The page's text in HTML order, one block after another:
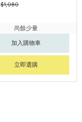
$1,080
尚餘少量
加入購物車
立即選購